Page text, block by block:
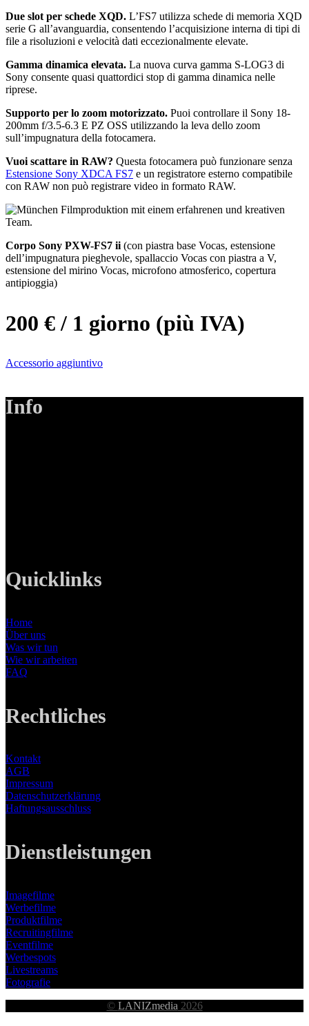
Due slot per schede XQD. L’FS7 utilizza schede di memoria XQD
serie G all’avanguardia, consentendo l’acquisizione interna di tipi di
file a risoluzioni e velocità dati eccezionalmente elevate.
Gamma dinamica elevata. La nuova curva gamma S-LOG3 di
Sony consente quasi quattordici stop di gamma dinamica nelle
riprese.
Supporto per lo zoom motorizzato. Puoi controllare il Sony 18-
200mm f/3.5-6.3 E PZ OSS utilizzando la leva dello zoom
sull’impugnatura della fotocamera.
Vuoi scattare in RAW? Questa fotocamera può funzionare senza
Estensione Sony XDCA FS7 e un registratore esterno compatibile
con RAW non può registrare video in formato RAW.
Corpo Sony PXW-FS7 ii (con piastra base Vocas, estensione
dell’impugnatura pieghevole, spallaccio Vocas con piastra a V,
estensione del mirino Vocas, microfono atmosferico, copertura
antipioggia)
200 € / 1 giorno (più IVA)
Accessorio aggiuntivo
Info
Quicklinks
Home
Über uns
Was wir tun
Wie wir arbeiten
FAQ
Rechtliches
Kontakt
AGB
Impressum
Datenschutzerklärung
Haftungsausschluss
Dienstleistungen
Imagefilme
Werbefilme
Produktfilme
Recruitingfilme
Eventfilme
Werbespots
Livestreams
Fotografie
© LANIZmedia 2026